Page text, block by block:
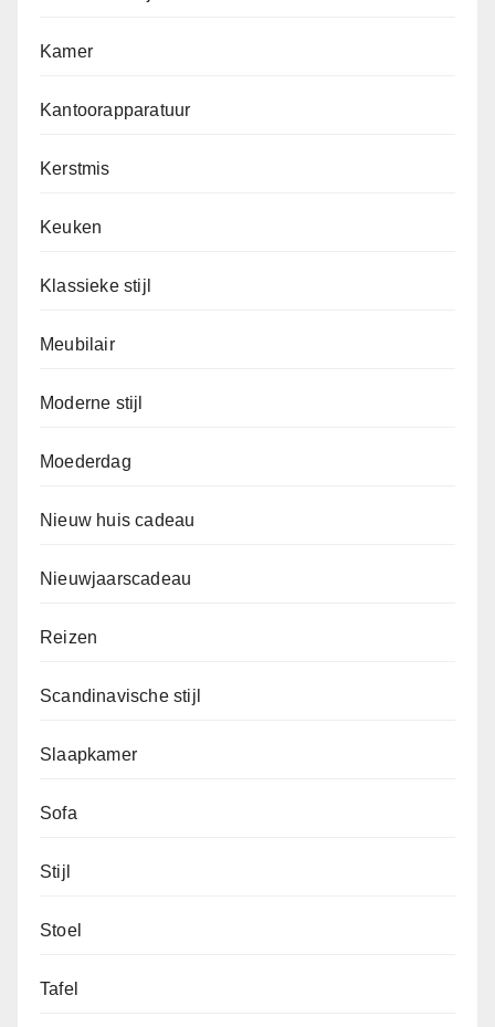
Kamer
Kantoorapparatuur
Kerstmis
Keuken
Klassieke stijl
Meubilair
Moderne stijl
Moederdag
Nieuw huis cadeau
Nieuwjaarscadeau
Reizen
Scandinavische stijl
Slaapkamer
Sofa
Stijl
Stoel
Tafel